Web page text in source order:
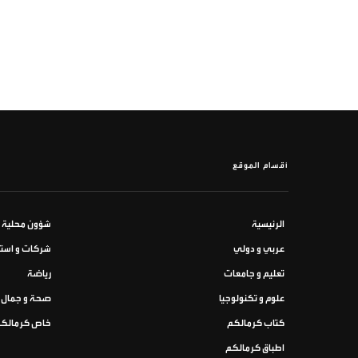
أقسام الموقع
الرئيسية شؤون محلية
عربي و دولي شركات و
تعليم و جامعات رياضة
علوم و تكنولوجيا صحة و جمال
كتاب كرمالكم خاص
اطباق كرمالكم